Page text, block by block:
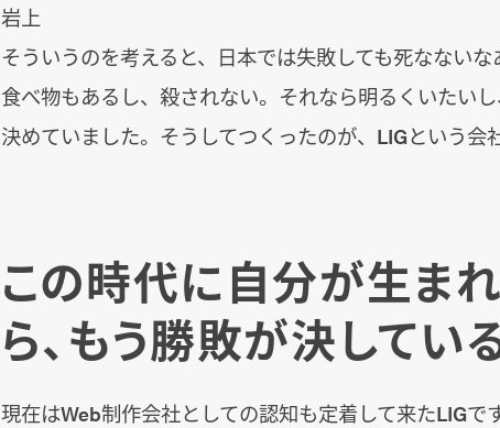
岩上
そういうのを考えると、日本では失敗しても死なないな
食べ物もあるし、殺されない。それなら明るくいたい
決めていました。そうしてつくったのが、LIGという会
この時代に自分が生ま
ら、もう勝敗が決してい
現在はWeb制作会社としての認知も定着して来たLIGで